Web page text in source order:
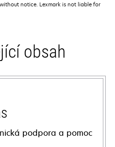
notice. Lexmark is not liable for
obsah
podpora a pomoc